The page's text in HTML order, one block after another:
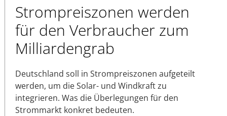
Strompreiszonen werden
für den Verbraucher zum
Milliardengrab
Deutschland soll in Strompreiszonen aufgeteilt
werden, um die Solar- und Windkraft zu
integrieren. Was die Überlegungen für den
Strommarkt konkret bedeuten.